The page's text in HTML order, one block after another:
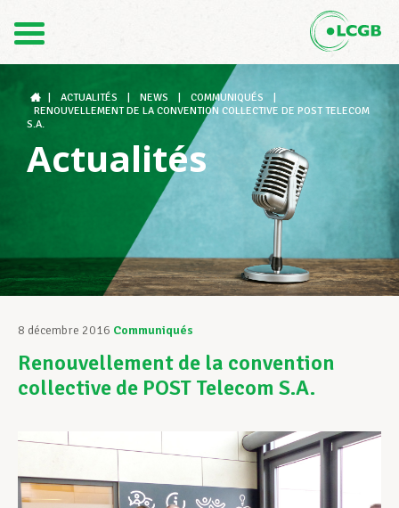
DE
Le LCGB
Structures syndicales
Assistance au Travail
Vos droits
Assistance en vie privée
ACTUALITÉS NEWS COMMUNIQUÉS
RENOUVELLEMENT DE LA CONVENTION COLLECTIVE DE POST TELECOM
S.A.
Actualités
8 décembre 2016 Communiqués
Renouvellement de la convention
collective de POST Telecom S.A.